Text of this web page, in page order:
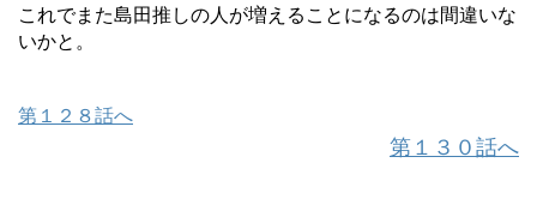
これでまた島田推しの人が増えることになるのは間違いな
いかと。
第１２８話へ
第１３０話へ